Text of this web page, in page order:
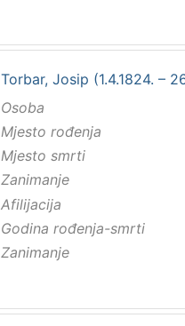
Torbar, Josip (1.4.1824. –
Osoba
Mjesto rođenja
Mjesto smrti
Zanimanje
Afilijacija
Godina rođenja-smrti
Zanimanje